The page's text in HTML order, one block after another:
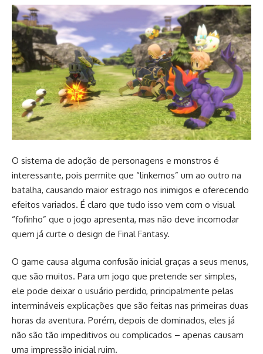
O sistema de adoção de personagens e monstros é
interessante, pois permite que “linkemos” um ao outro na
batalha, causando maior estrago nos inimigos e oferecendo
efeitos variados. É claro que tudo isso vem com o visual
“fofinho” que o jogo apresenta, mas não deve incomodar
quem já curte o design de Final Fantasy.
O game causa alguma confusão inicial graças a seus menus,
que são muitos. Para um jogo que pretende ser simples,
ele pode deixar o usuário perdido, principalmente pelas
intermináveis explicações que são feitas nas primeiras duas
horas da aventura. Porém, depois de dominados, eles já
não são tão impeditivos ou complicados – apenas causam
uma impressão inicial ruim.